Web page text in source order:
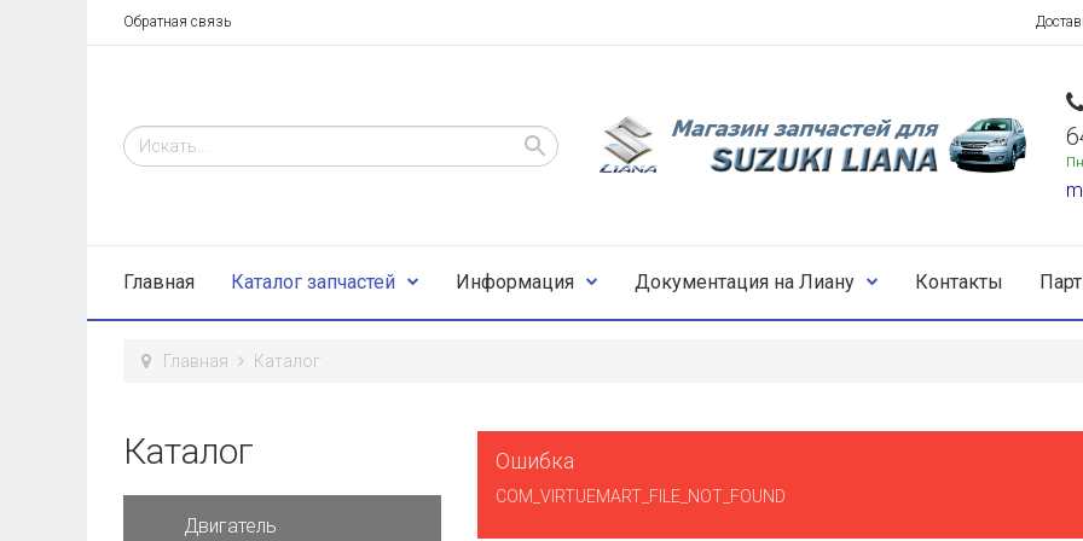
Обратная связь
Главная Каталог запчастей Информация Документация на Лиану Контакты
Главная Каталог
Ошибка
COM_VIRTUEMART_FILE_NOT_FOUND
Каталог
Двигатель